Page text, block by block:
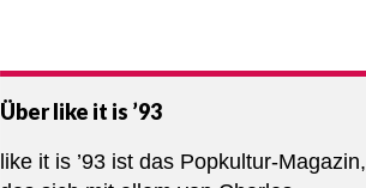
Über like it is ’93
like it is ’93 ist das Popkultur-Magazin,